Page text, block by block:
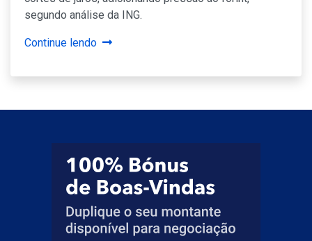
segundo análise da ING.
Continue lendo